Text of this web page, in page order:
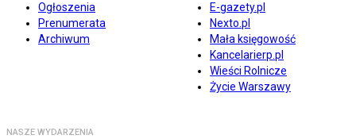
Ogłoszenia
Prenumerata
Archiwum
E-gazety.pl
Nexto.pl
Mała księgowość
Kancelarierp.pl
Wieści Rolnicze
Życie Warszawy
NASZE WYDARZENIA